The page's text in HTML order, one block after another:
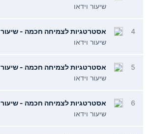
שיעור וידאו
4
אסטרטגיות לצמיחה חכמה - שיעור 4
שיעור וידאו
5
אסטרטגיות לצמיחה חכמה - שיעור 5
שיעור וידאו
6
אסטרטגיות לצמיחה חכמה - שיעור 6
שיעור וידאו